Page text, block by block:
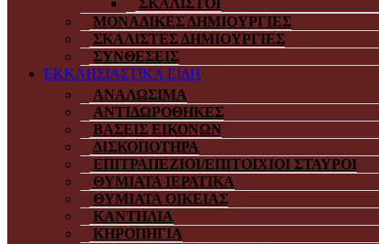
ΣΚΑΛΙΣΤΟΙ
ΜΟΝΑΔΙΚΕΣ ΔΗΜΙΟΥΡΓΙΕΣ
ΣΚΑΛΙΣΤΕΣ ΔΗΜΙΟΥΡΓΙΕΣ
ΣΥΝΘΕΣΕΙΣ
ΕΚΚΛΗΣΙΑΣΤΙΚΑ ΕΙΔΗ
ΑΝΑΛΩΣΙΜΑ
ΑΝΤΙΔΩΡΟΘΗΚΕΣ
ΒΑΣΕΙΣ ΕΙΚΟΝΩΝ
ΔΙΣΚΟΠΟΤΗΡΑ
ΕΠΙΤΡΑΠΕΖΙΟΙ/ΕΠΙΤΟΙΧΙΟΙ ΣΤΑΥΡΟΙ
ΘΥΜΙΑΤΑ ΙΕΡΑΤΙΚΑ
ΘΥΜΙΑΤΑ ΟΙΚΕΙΑΣ
ΚΑΝΤΗΛΙΑ
ΚΗΡΟΠΗΓΙΑ